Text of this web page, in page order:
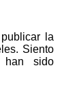
la
Siento
sido